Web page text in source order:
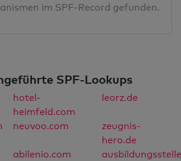
im SPF-Record gefunden.
SPF-Lookups
hotel-
heimfeld.com
leorz.de
neuvoo.com
zeugnis-
hero.de
abilenio.com